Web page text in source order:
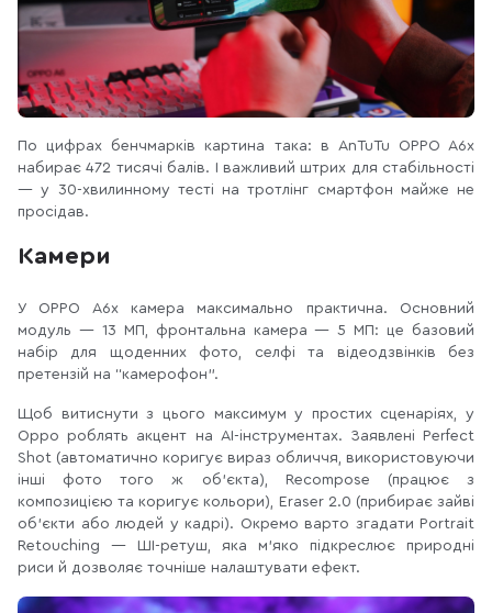
По цифрах бенчмарків картина така: в AnTuTu OPPO A6x
набирає 472 тисячі балів. І важливий штрих для стабільності
— у 30-хвилинному тесті на тротлінг смартфон майже не
просідав.
Камери
У OPPO A6x камера максимально практична. Основний
модуль — 13 МП, фронтальна камера — 5 МП: це базовий
набір для щоденних фото, селфі та відеодзвінків без
претензій на “камерофон”.
Щоб витиснути з цього максимум у простих сценаріях, у
Oppo роблять акцент на AI-інструментах. Заявлені Perfect
Shot (автоматично коригує вираз обличчя, використовуючи
інші фото того ж об’єкта), Recompose (працює з
композицією та коригує кольори), Eraser 2.0 (прибирає зайві
об’єкти або людей у кадрі). Окремо варто згадати Portrait
Retouching — ШІ-ретуш, яка м’яко підкреслює природні
риси й дозволяє точніше налаштувати ефект.